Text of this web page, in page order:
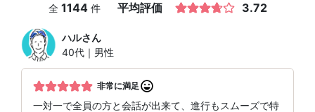
全 1144 件 平均評価 3.72
ハルさん
40代｜男性
非常に満足
一対一で全員の方と会話が出来て、進行もスムーズで特